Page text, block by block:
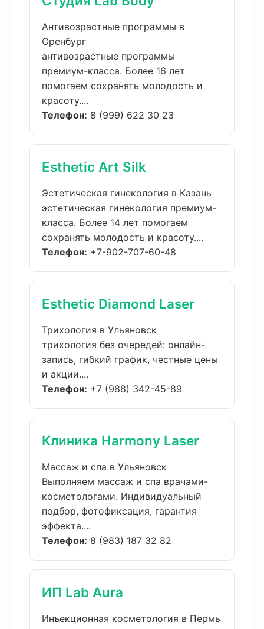
Антивозрастные программы в
Оренбург
антивозрастные программы
премиум-класса. Более 16 лет
помогаем сохранять молодость и
красоту....
Телефон: 8 (999) 622 30 23
Esthetic Art Silk
Эстетическая гинекология в Казань
эстетическая гинекология премиум-
класса. Более 14 лет помогаем
сохранять молодость и красоту....
Телефон: +7-902-707-60-48
Esthetic Diamond Laser
Трихология в Ульяновск
трихология без очередей: онлайн-
запись, гибкий график, честные цены
и акции....
Телефон: +7 (988) 342-45-89
Клиника Harmony Laser
Массаж и спа в Ульяновск
Выполняем массаж и спа врачами-
косметологами. Индивидуальный
подбор, фотофиксация, гарантия
эффекта....
Телефон: 8 (983) 187 32 82
ИП Lab Aura
Инъекционная косметология в Пермь